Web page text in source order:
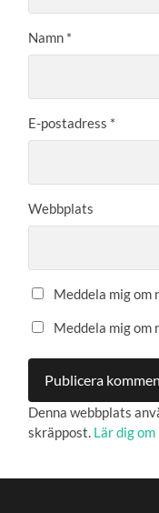
Namn *
E-postadress *
Webbplats
Meddela mig om
Meddela mig om
Denna webbplats
skräppost. Lär dig